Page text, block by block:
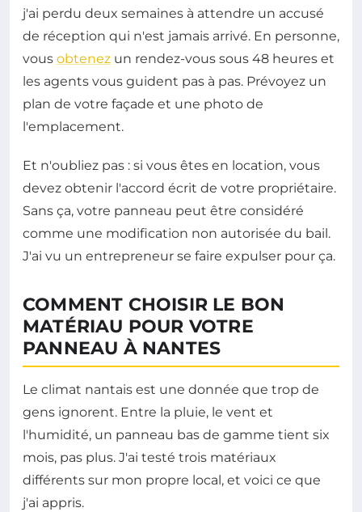
j'ai perdu deux semaines à attendre un accusé
de réception qui n'est jamais arrivé. En personne,
vous obtenez un rendez-vous sous 48 heures et
les agents vous guident pas à pas. Prévoyez un
plan de votre façade et une photo de
l'emplacement.
Et n'oubliez pas : si vous êtes en location, vous
devez obtenir l'accord écrit de votre propriétaire.
Sans ça, votre panneau peut être considéré
comme une modification non autorisée du bail.
J'ai vu un entrepreneur se faire expulser pour ça.
COMMENT CHOISIR LE BON
MATÉRIAU POUR VOTRE
PANNEAU À NANTES
Le climat nantais est une donnée que trop de
gens ignorent. Entre la pluie, le vent et
l'humidité, un panneau bas de gamme tient six
mois, pas plus. J'ai testé trois matériaux
différents sur mon propre local, et voici ce que
j'ai appris.